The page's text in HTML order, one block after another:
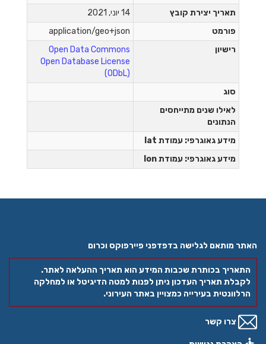
תאריך יצירת קובץ
14 יוני, 2021
פורמט
application/geo+json
רישיון
Open Data Commons
Open Database License
(ODbL)
סוג
לאילו שנים מתייחסים
הנתונים
מידע גאוגרפי: עמודת lat
מידע גאוגרפי: עמודת lon
האתר מותאם לגלישה בדפדפני פיירפוקס וכרום
התאריך בכותרת שכבות המידע הוא תאריך ההעלאה לאתר.
לקבלת תאריך העדכון ניתן לפנות למטה הדיגיטל או למחלקה
הרלוונטית בעירייה כמצויין באתר העירוני.
צרו קשר